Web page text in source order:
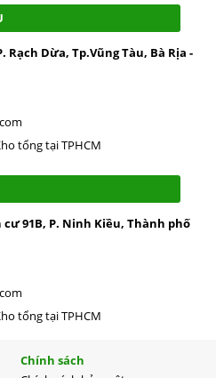
Rạch Dừa, Tp.Vũng Tàu, Bà Rịa -
tổng tại TPHCM
cư 91B, P. Ninh Kiều, Thành phố
tổng tại TPHCM
Chính sách